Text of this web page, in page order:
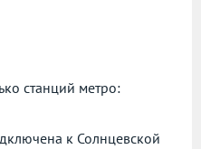
станций метро:
к Солнцевской